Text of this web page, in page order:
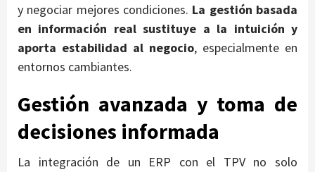
y negociar mejores condiciones. La gestión basada
en información real sustituye a la intuición y
aporta estabilidad al negocio, especialmente en
entornos cambiantes.
Gestión avanzada y toma de
decisiones informada
La integración de un ERP con el TPV no solo